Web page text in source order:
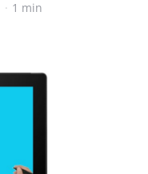
1 min